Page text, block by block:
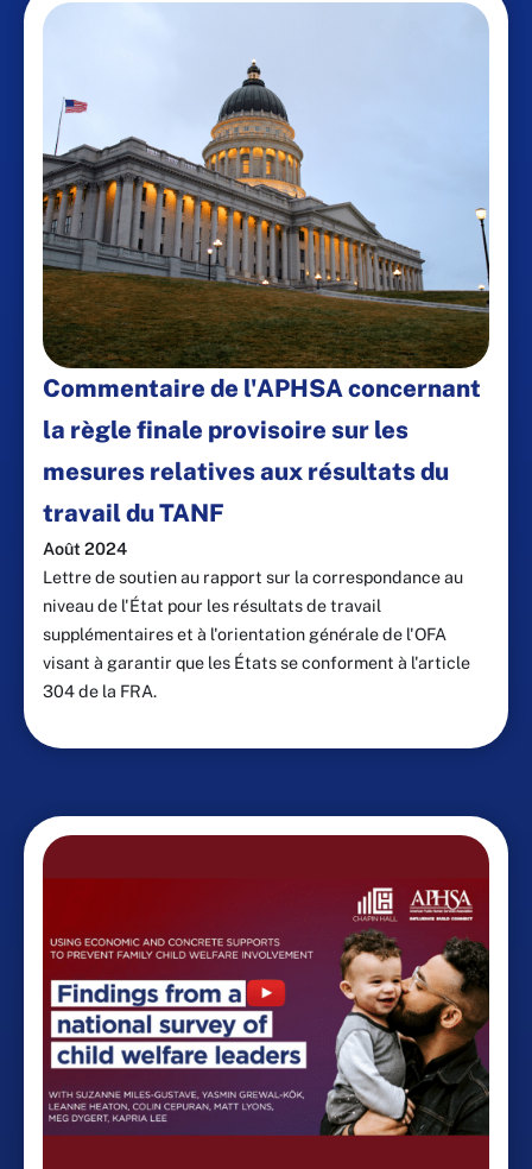
Commentaire de l'APHSA concernant
la règle finale provisoire sur les
mesures relatives aux résultats du
travail du TANF
Août 2024
Lettre de soutien au rapport sur la correspondance au
niveau de l'État pour les résultats de travail
supplémentaires et à l'orientation générale de l'OFA
visant à garantir que les États se conforment à l'article
304 de la FRA.